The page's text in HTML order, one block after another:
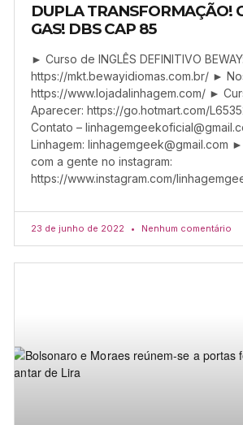
DUPLA TRANSFORMAÇÃO!
GAS! DBS CAP 85
► Curso de INGLÊS DEFINITIVO BEWAY:
https://mkt.bewayidiomas.com.br/ ►
https://www.lojadalinhagem.com/ ►
Aparecer: https://go.hotmart.com/
Contato –
Linhagem: linhagemgeek@gmail.com ►
com a gente no instagram:
https://www.instagram.com/
23 de junho de 2022 Nenhum comentário